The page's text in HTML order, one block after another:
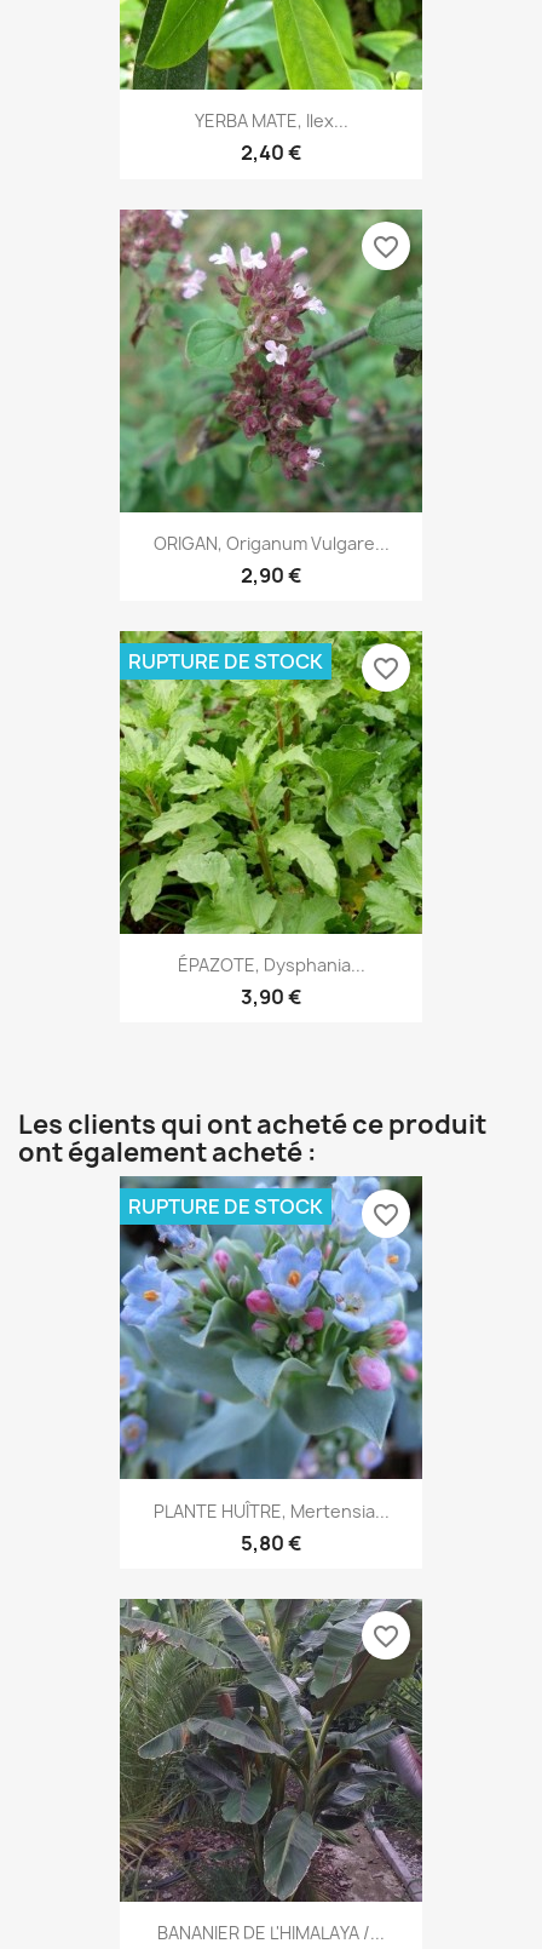
YERBA MATE, Ilex...
2,40 €
ORIGAN, Origanum Vulgare...
2,90 €
favorite_border
ÉPAZOTE, Dysphania...
3,90 €
RUPTURE DE STOCK favorite_border
Les clients qui ont acheté ce produit
ont également acheté :
PLANTE HUÎTRE, Mertensia...
5,80 €
RUPTURE DE STOCK favorite_border
BANANIER DE L'HIMALAYA /...
favorite_border